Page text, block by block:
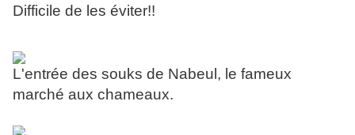
Difficile de les éviter!!
L'entrée des souks de Nabeul, le fameux
marché aux chameaux.